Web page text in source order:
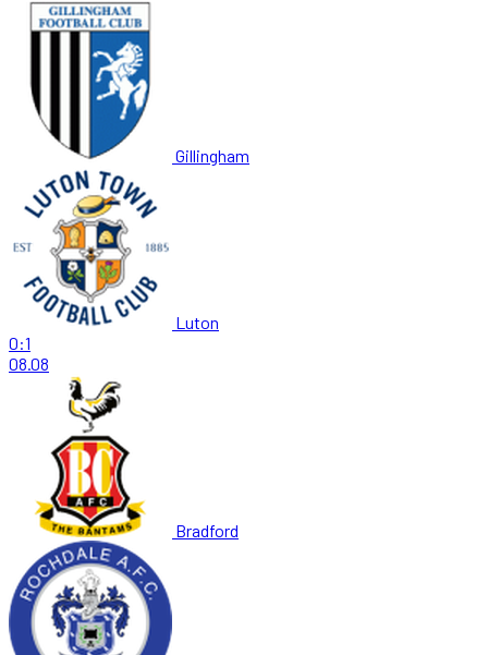
Gillingham
Luton
0:1
08.08
Bradford